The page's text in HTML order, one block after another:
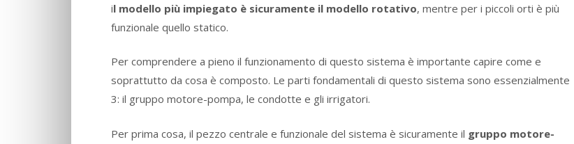
il modello più impiegato è sicuramente il modello rotativo, mentre per i piccoli orti è più
funzionale quello statico.
Per comprendere a pieno il funzionamento di questo sistema è importante capire come e
soprattutto da cosa è composto. Le parti fondamentali di questo sistema sono essenzialmente
3: il gruppo motore-pompa, le condotte e gli irrigatori.
Per prima cosa, il pezzo centrale e funzionale del sistema è sicuramente il gruppo motore-